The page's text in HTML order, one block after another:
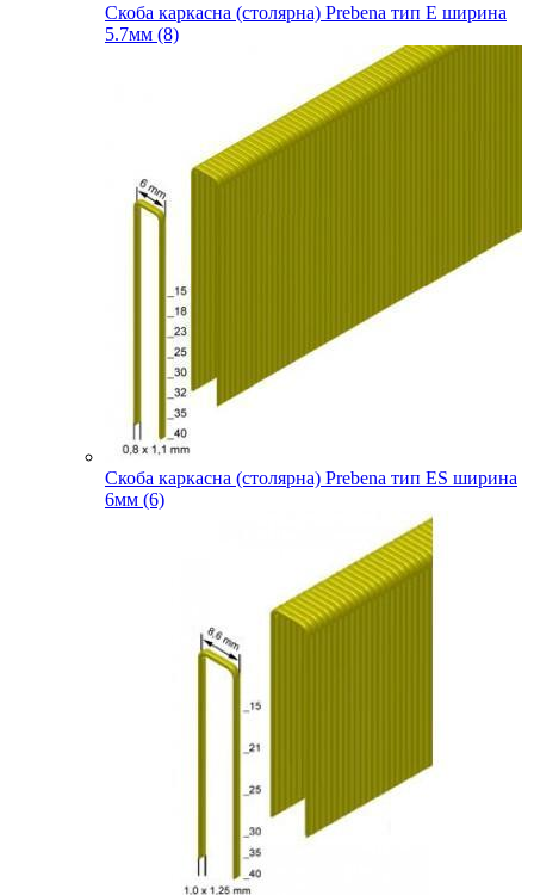
Скоба каркасна (столярна) Prebena тип E ширина
5.7мм (8)
Скоба каркасна (столярна) Prebena тип ES ширина
6мм (6)